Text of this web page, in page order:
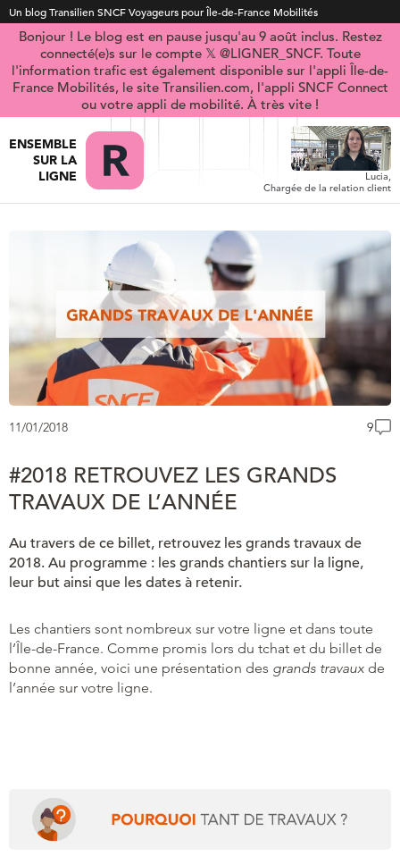
Un blog Transilien SNCF Voyageurs pour Île-de-France Mobilités
Bonjour ! Le blog est en pause jusqu'au 9 août inclus. Restez
connecté(e)s sur le compte 𝕏 @LIGNER_SNCF. Toute
l'information trafic est également disponible sur l'appli Île-de-
France Mobilités, le site Transilien.com, l'appli SNCF Connect
ou votre appli de mobilité. À très vite !
ENSEMBLE
SUR LA
LIGNE
Lucia,
Chargée de la relation client
11/01/2018 9
#2018 RETROUVEZ LES GRANDS
TRAVAUX DE L’ANNÉE
Au travers de ce billet, retrouvez les grands travaux de
2018. Au programme : les grands chantiers sur la ligne,
leur but ainsi que les dates à retenir.
Les chantiers sont nombreux sur votre ligne et dans toute
l’Île-de-France. Comme promis lors du tchat et du billet de
bonne année, voici une présentation des grands travaux de
l’année sur votre ligne.